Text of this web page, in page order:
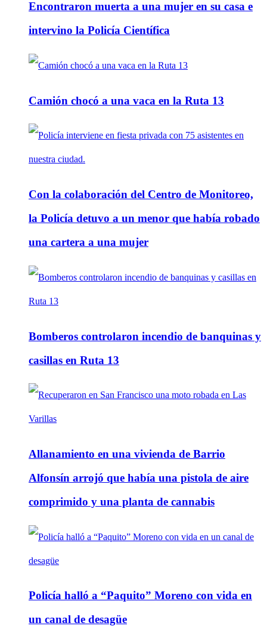
Encontraron muerta a una mujer en su casa e
intervino la Policía Científica
Camión chocó a una vaca en la Ruta 13
Con la colaboración del Centro de Monitoreo,
la Policía detuvo a un menor que había robado
una cartera a una mujer
Bomberos controlaron incendio de banquinas y
casillas en Ruta 13
Allanamiento en una vivienda de Barrio
Alfonsín arrojó que había una pistola de aire
comprimido y una planta de cannabis
Policía halló a “Paquito” Moreno con vida en
un canal de desagüe